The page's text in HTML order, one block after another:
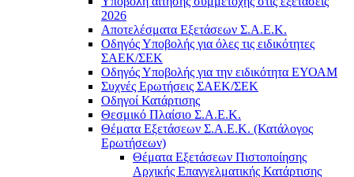
2026
Αποτελέσματα Εξετάσεων Σ.Α.Ε.Κ.
Οδηγός Υποβολής για όλες τις ειδικότητες
ΣΑΕΚ/ΣΕΚ
Οδηγός Υποβολής για την ειδικότητα ΕΥΟΑΜ
Συχνές Ερωτήσεις ΣΑΕΚ/ΣΕΚ
Οδηγοί Κατάρτισης
Θεσμικό Πλαίσιο Σ.Α.Ε.Κ.
Θέματα Εξετάσεων Σ.Α.Ε.Κ. (Κατάλογος
Ερωτήσεων)
Θέματα Εξετάσεων Πιστοποίησης
Αρχικής Επαγγελματικής Κατάρτισης